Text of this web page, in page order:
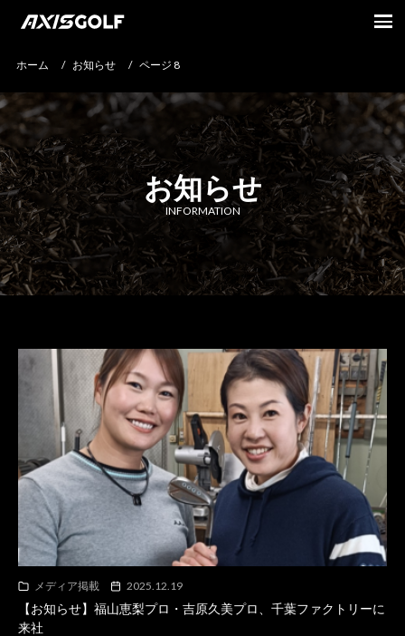
ホーム / お知らせ / ページ 8
お知らせ
INFORMATION
メディア掲載 2025.12.19
【お知らせ】福山恵梨プロ・吉原久美プロ、千葉ファクトリーに
来社